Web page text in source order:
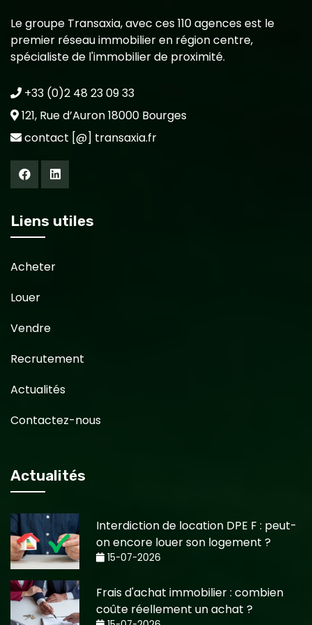
Le groupe Transaxia, avec ces 110 agences est le
premier réseau immobilier en région centre,
spécialiste de l'immobilier de proximité.
+33 (0)2 48 23 09 33
121, Rue d’Auron 18000 Bourges
contact [@] transaxia.fr
Liens utiles
Acheter
Louer
Vendre
Recrutement
Actualités
Contactez-nous
Actualités
Interdiction de location DPE F : peut-
on encore louer son logement ?
15-07-2026
Frais d'achat immobilier : combien
coûte réellement un achat ?